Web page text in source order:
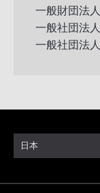
一般財団法
一般社団法
一般社団法
日本